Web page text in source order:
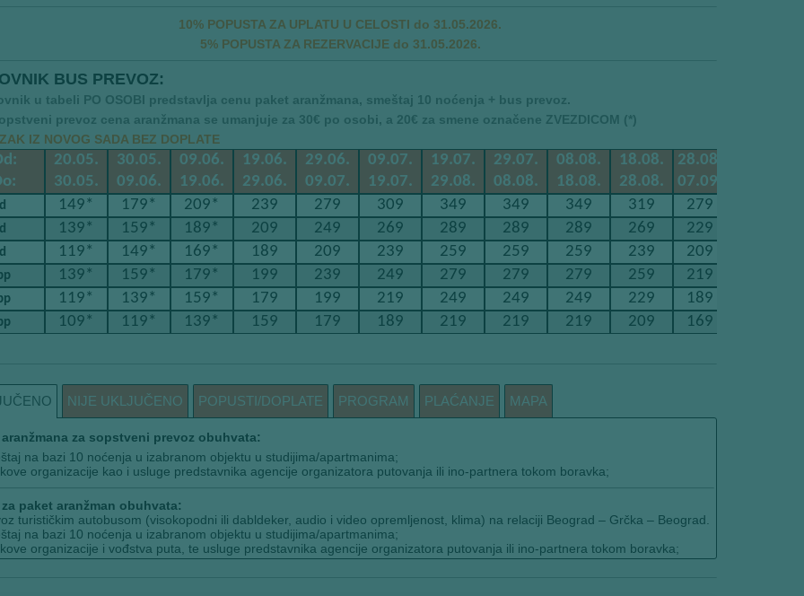
10% POPUSTA ZA UPLATU U CELOSTI do 31.05.2026.
5% POPUSTA ZA REZERVACIJE do 31.05.2026.
BUS PREVOZ:
u tabeli PO OSOBI predstavlja cenu paket aranžmana, smeštaj 10 noćenja + bus prevoz.
prevoz cena aranžmana se umanjuje za 30€ po osobi, a 20€ za smene označene ZVEZDICOM (*)
IZ NOVOG SADA BEZ DOPLATE
20.05.
30.05.
30.05.
09.06.
09.06.
19.06.
19.06.
29.06.
29.06.
09.07.
09.07.
19.07.
19.07.
29.08.
29.07.
08.08.
08.08.
18.08.
18.08.
28.08.
28.08.
07.09.
149* 179* 209* 239 279 309 349 349 349 319 279
139* 159* 189* 209 249 269 289 289 289 269 229
119* 149* 169* 189 209 239 259 259 259 239 209
139* 159* 179* 199 239 249 279 279 279 259 219
119* 139* 159* 179 199 219 249 249 249 229 189
109* 119* 139* 159 179 189 219 219 219 209 169
NIJE UKLJUČENO POPUSTI/DOPLATE PROGRAM PLAĆANJE MAPA
aranžmana za sopstveni prevoz obuhvata:
na bazi 10 noćenja u izabranom objektu u studijima/apartmanima;
organizacije kao i usluge predstavnika agencije organizatora putovanja ili ino-partnera tokom boravka;
za paket aranžman obuhvata:
turističkim autobusom (visokopodni ili dabldeker, audio i video opremljenost, klima) na relaciji Beograd – Grčka – Beograd.
na bazi 10 noćenja u izabranom objektu u studijima/apartmanima;
organizacije i vođstva puta, te usluge predstavnika agencije organizatora putovanja ili ino-partnera tokom boravka;